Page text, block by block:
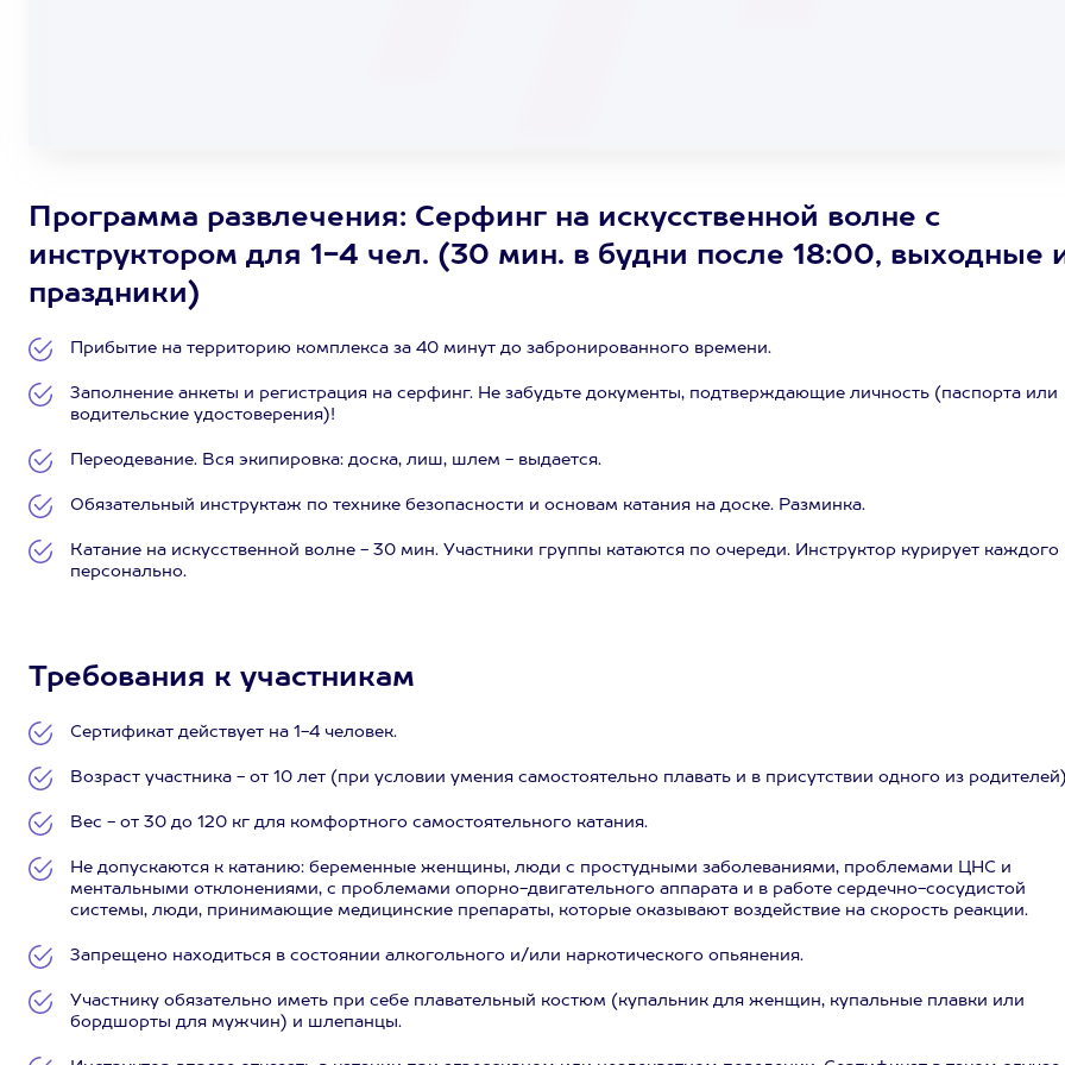
Программа развлечения: Серфинг на искусственной волне с
инструктором для 1-4 чел. (30 мин. в будни после 18:00, выходные
праздники)
Прибытие на территорию комплекса за 40 минут до забронированного времени.
Заполнение анкеты и регистрация на серфинг. Не забудьте документы, подтверждающие личность (паспорта или
водительские удостоверения)!
Переодевание. Вся экипировка: доска, лиш, шлем - выдается.
Обязательный инструктаж по технике безопасности и основам катания на доске. Разминка.
Катание на искусственной волне - 30 мин. Участники группы катаются по очереди. Инструктор курирует каждого
персонально.
Требования к участникам
Сертификат действует на 1-4 человек.
Возраст участника - от 10 лет (при условии умения самостоятельно плавать и в присутствии одного из
Вес - от 30 до 120 кг для комфортного самостоятельного катания.
Не допускаются к катанию: беременные женщины, люди с простудными заболеваниями, проблемами ЦНС и
ментальными отклонениями, с проблемами опорно-двигательного аппарата и в работе сердечно-сосудистой
системы, люди, принимающие медицинские препараты, которые оказывают воздействие на скорость реакции.
Запрещено находиться в состоянии алкогольного и/или наркотического опьянения.
Участнику обязательно иметь при себе плавательный костюм (купальник для женщин, купальные плавки или
бордшорты для мужчин) и шлепанцы.